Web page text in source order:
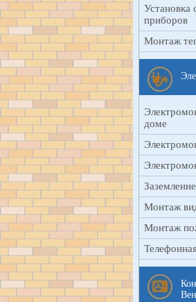
Установка
приборов
Монтаж
доме
Заземление
Монтаж
Монтаж